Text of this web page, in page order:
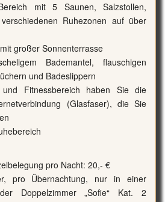
mit 5 Saunen, Salzstollen,
Ruhezonen auf über
großer Sonnenterrasse
Bademantel, flauschigen
und Badeslippern
Fitnessbereich haben Sie die
(Glasfaser), die Sie
pro Nacht: 20,- €
pro Übernachtung, nur in einer
Doppelzimmer „Sofie“ Kat. 2